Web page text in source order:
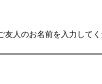
人のお名前を入力してく